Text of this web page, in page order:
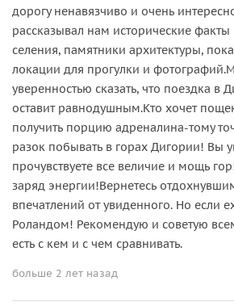
дорогу ненавязчиво и очень
рассказывал нам исторические
селения, памятники архитектуры,
локации для прогулки и
уверенностью сказать, что поездка в
оставит равнодушным.Кто хочет
получить порцию адреналина-тому
разок побывать в горах Дигории! Вы
прочувствуете все величие и мощь
заряд энергии!Вернетесь
впечатлений от увиденного. Но если
Роландом! Рекомендую и советую
есть с кем и с чем сравнивать.
больше 2 лет назад